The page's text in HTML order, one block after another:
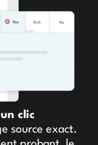
clic
source exact.